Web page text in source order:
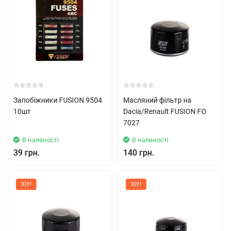
Запобіжники FUSION 9504
10шт
В наявності
39 грн.
Масляний фільтр на
Dacia/Renault FUSION FO
7027
В наявності
140 грн.
Хіт! Хіт!